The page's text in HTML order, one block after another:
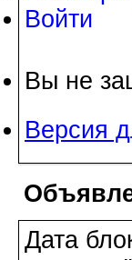
Войти
Вы не
Версия
Дата